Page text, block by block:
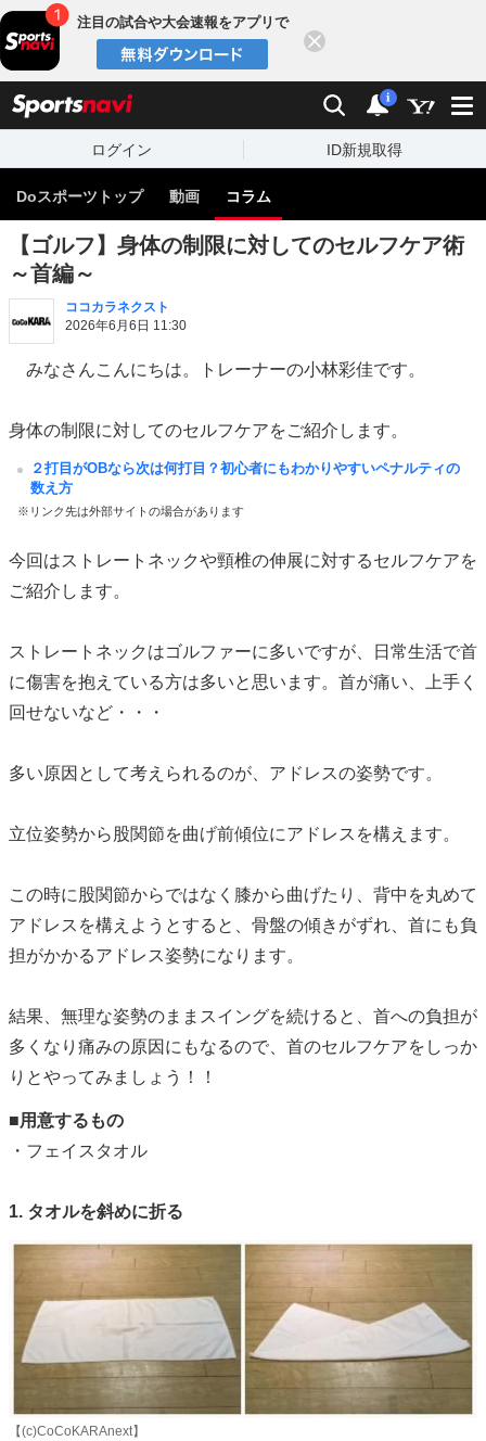
注目の試合や大会速報をアプリで
検索 通知
i
ログイン ID新規取得
Doスポーツトップ 動画 コラム
【ゴルフ】身体の制限に対してのセルフケア術
～首編～
ココカラネクスト
2026年6月6日 11:30
みなさんこんにちは。トレーナーの小林彩佳です。
身体の制限に対してのセルフケアをご紹介します。
２打目がOBなら次は何打目？初心者にもわかりやすいペナルティの
数え方
※リンク先は外部サイトの場合があります
今回はストレートネックや頸椎の伸展に対するセルフケアを
ご紹介します。
ストレートネックはゴルファーに多いですが、日常生活で首
に傷害を抱えている方は多いと思います。首が痛い、上手く
回せないなど・・・
多い原因として考えられるのが、アドレスの姿勢です。
立位姿勢から股関節を曲げ前傾位にアドレスを構えます。
この時に股関節からではなく膝から曲げたり、背中を丸めて
アドレスを構えようとすると、骨盤の傾きがずれ、首にも負
担がかかるアドレス姿勢になります。
結果、無理な姿勢のままスイングを続けると、首への負担が
多くなり痛みの原因にもなるので、首のセルフケアをしっか
りとやってみましょう！！
■用意するもの
・フェイスタオル
1. タオルを斜めに折る
【(c)CoCoKARAnext】